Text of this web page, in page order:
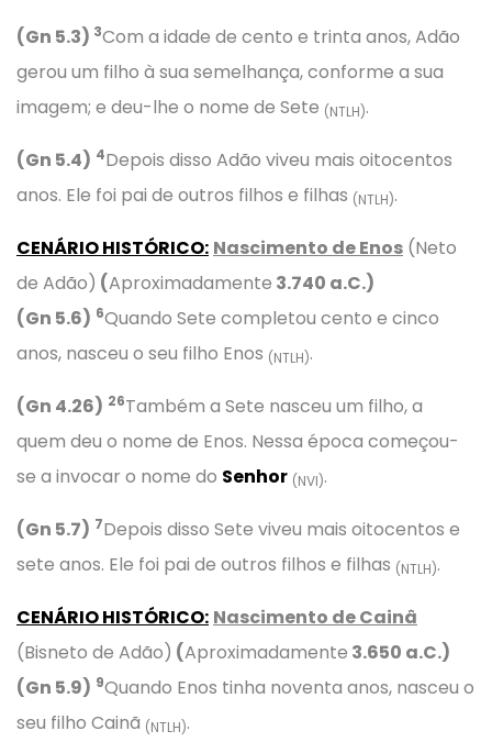
(Gn 5.3) 3Com a idade de cento e trinta anos, Adão
gerou um filho à sua semelhança, conforme a sua
imagem; e deu-lhe o nome de Sete (NTLH).
(Gn 5.4) 4Depois disso Adão viveu mais oitocentos
anos. Ele foi pai de outros filhos e filhas (NTLH).
CENÁRIO HISTÓRICO: Nascimento de Enos (Neto
de Adão) (Aproximadamente 3.740 a.C.)
(Gn 5.6) 6Quando Sete completou cento e cinco
anos, nasceu o seu filho Enos (NTLH).
(Gn 4.26) 26Também a Sete nasceu um filho, a
quem deu o nome de Enos. Nessa época começou-
se a invocar o nome do Senhor (NVI).
(Gn 5.7) 7Depois disso Sete viveu mais oitocentos e
sete anos. Ele foi pai de outros filhos e filhas (NTLH).
CENÁRIO HISTÓRICO: Nascimento de Cainâ
(Bisneto de Adão) (Aproximadamente 3.650 a.C.)
(Gn 5.9) 9Quando Enos tinha noventa anos, nasceu o
seu filho Cainã (NTLH).